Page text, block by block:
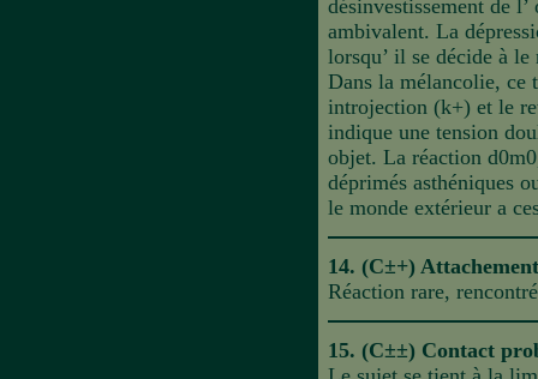
désinvestissement de
ambivalent. La
lorsqu’ il se décide à le
Dans la mélancolie, ce
introjection (k+) et le
indique une tension
objet. La réaction
déprimés asthéniques
le monde extérieur a
14. (C±+)
Réaction rare,
15. (C±±) Contact